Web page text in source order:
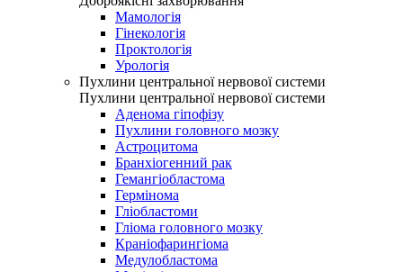
Мамологія
Гінекологія
Проктологія
Урологія
Пухлини центральної нервової системи
Пухлини центральної нервової системи
Аденома гіпофізу
Пухлини головного мозку
Астроцитома
Бранхіогенний рак
Гемангіобластома
Гермінома
Гліобластоми
Гліома головного мозку
Краніофарингіома
Медулобластома